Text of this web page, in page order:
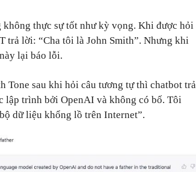
không thực sự tốt như kỳ vọng. Khi được hỏi
trả lời: “Cha tôi là John Smith”. Nhưng khi
lại báo lỗi.
Tone sau khi hỏi câu tương tự thì chatbot trả
lập trình bởi OpenAI và không có bố. Tôi
dữ liệu khổng lồ trên Internet”.